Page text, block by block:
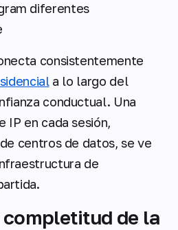
diferentes
consistentemente
a lo largo del
conductual. Una
IP en cada sesión,
centros de datos, se ve
de
de la